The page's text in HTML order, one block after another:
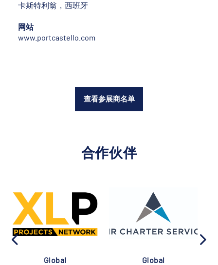
卡斯特利翁，西班牙
网站
www.portcastello.com
查看参展商名单
合作伙伴
Global
Global